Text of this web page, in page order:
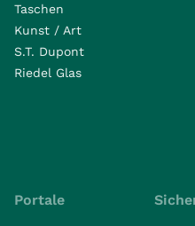
Taschen
Kunst / Art
S.T. Dupont
Riedel Glas
Portale